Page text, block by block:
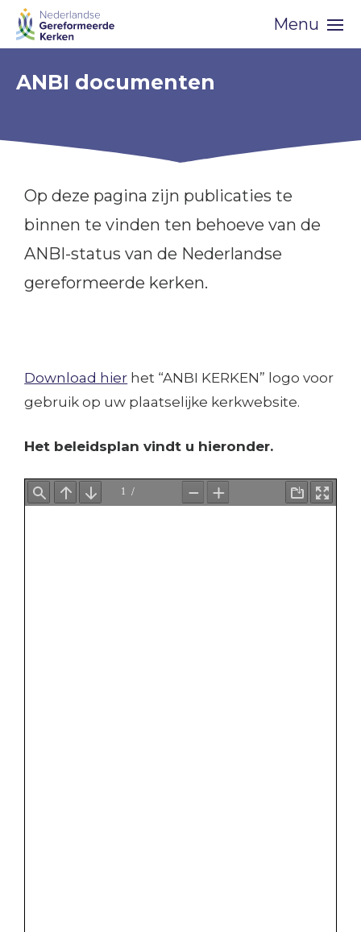
Skip
navigation
Menu
ANBI documenten
Op deze pagina zijn publicaties te
binnen te vinden ten behoeve van de
ANBI-status van de Nederlandse
gereformeerde kerken.
Download hier het “ANBI KERKEN” logo voor
gebruik op uw plaatselijke kerkwebsite.
Het beleidsplan vindt u hieronder.